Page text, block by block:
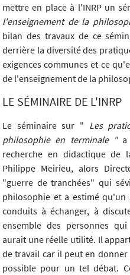
mettre en place à l'INRP un
l'enseignement de la
bilan des travaux de ce
derrière la diversité des
exigences communes et ce
de l'enseignement de la
LE SÉMINAIRE DE L'INRP
Le séminaire sur " Les
philosophie en terminale "a
recherche en didactique de
Philippe Meirieu, alors
"guerre de tranchées" qui
philosophie et a estimé qu'un
conduits à échanger, à
ensemble des personnes
aurait une réelle utilité. Il
de travail car il peut en
possible pour un tel débat.